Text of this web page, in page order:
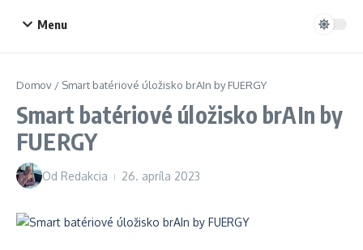
Menu
Domov / Smart batériové úložisko brAIn by FUERGY
Smart batériové úložisko brAIn by
FUERGY
Od Redakcia 26. apríla 2023